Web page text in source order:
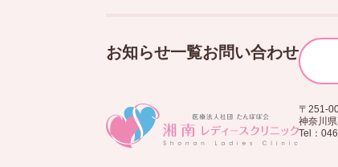
お知らせ一覧お問い合わせ
〒251-
神奈川
Tel：